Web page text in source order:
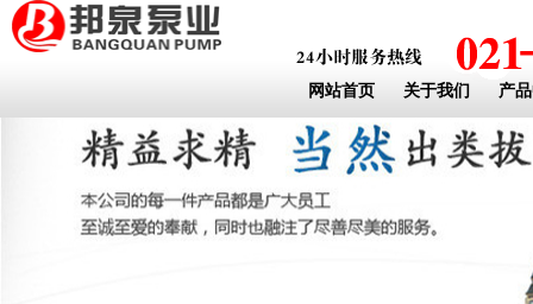
网站首页 关于我们 产